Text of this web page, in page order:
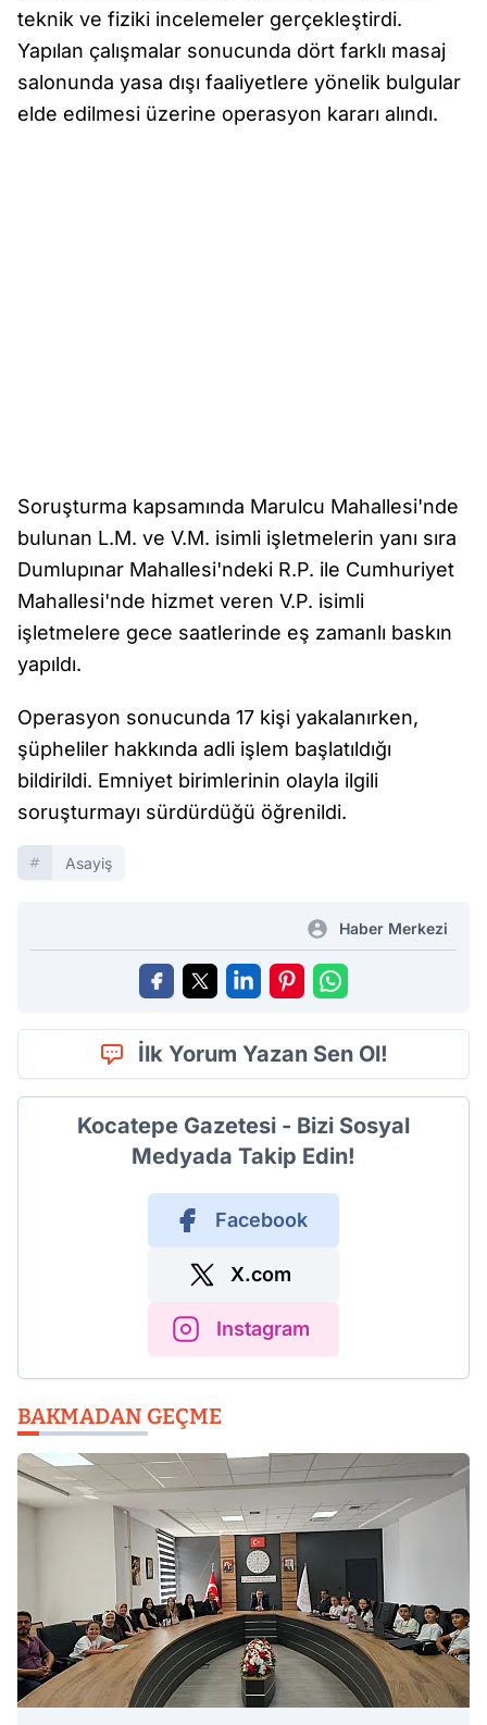
teknik ve fiziki incelemeler gerçekleştirdi.
Yapılan çalışmalar sonucunda dört farklı masaj
salonunda yasa dışı faaliyetlere yönelik bulgular
elde edilmesi üzerine operasyon kararı alındı.
Soruşturma kapsamında Marulcu Mahallesi'nde
bulunan L.M. ve V.M. isimli işletmelerin yanı sıra
Dumlupınar Mahallesi'ndeki R.P. ile Cumhuriyet
Mahallesi'nde hizmet veren V.P. isimli
işletmelere gece saatlerinde eş zamanlı baskın
yapıldı.
Operasyon sonucunda 17 kişi yakalanırken,
şüpheliler hakkında adli işlem başlatıldığı
bildirildi. Emniyet birimlerinin olayla ilgili
soruşturmayı sürdürdüğü öğrenildi.
Asayiş
Haber Merkezi
İlk Yorum Yazan Sen Ol!
Kocatepe Gazetesi - Bizi Sosyal
Medyada Takip Edin!
Facebook
X.com
Instagram
BAKMADAN GEÇME